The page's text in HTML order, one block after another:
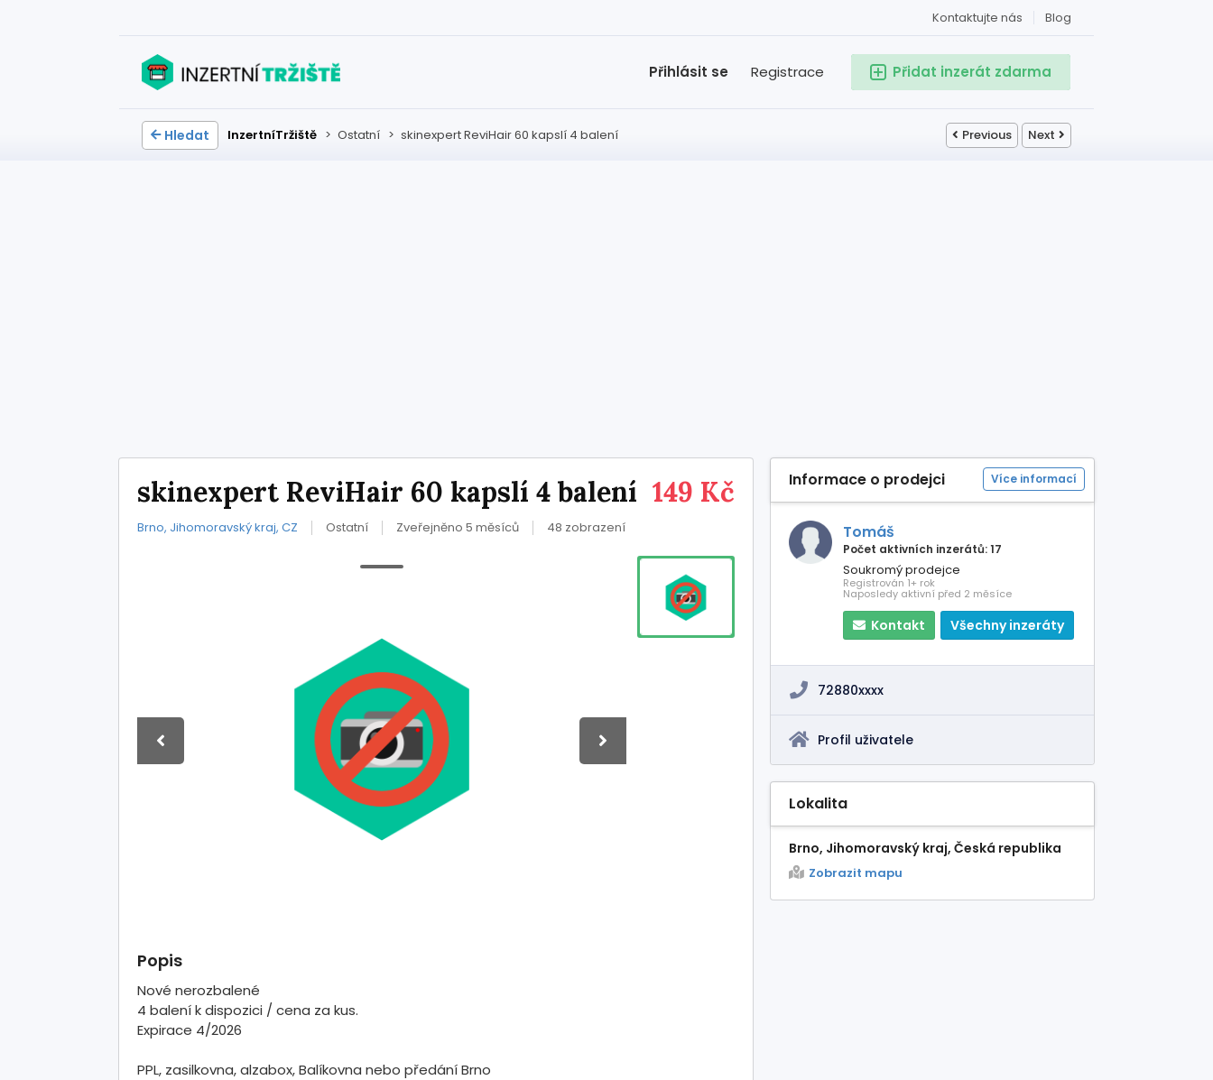
Blog
Kontaktujte nás
Přidat inzerát zdarma
Registrace
Přihlásit se
Hledat InzertníTržiště > Ostatní > skinexpert ReviHair 60 kapslí 4 balení Previous Next
149 Kč
skinexpert ReviHair 60 kapslí 4 balení
Brno, Jihomoravský kraj, CZ Ostatní Zveřejněno 5 měsíců 48 zobrazení
Popis
Nové nerozbalené
4 balení k dispozici / cena za kus.
Expirace 4/2026
PPL, zasilkovna, alzabox, Balíkovna nebo předání Brno
Informace o prodejci Více informací
Tomáš
Počet aktivních inzerátů: 17
Soukromý prodejce
Registrován 1+ rok
Naposledy aktivní před 2 měsíce
Kontakt Všechny inzeráty
72880xxxx
Profil uživatele
Lokalita
Brno, Jihomoravský kraj, Česká republika
Zobrazit mapu